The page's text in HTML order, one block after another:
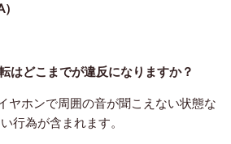
はどこまでが違反になりますか？
ヤホンで周囲の音が聞こえない状態な
行為が含まれます。